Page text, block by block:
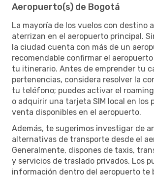
Aeropuerto(s) de Bogotá
La mayoría de los vuelos con destino
aterrizan en el aeropuerto principal.
la ciudad cuenta con más de un
recomendable confirmar el
tu itinerario. Antes de emprender tu
pertenencias, considera resolver la
tu teléfono; puedes activar el
o adquirir una tarjeta SIM local en los
venta disponibles en el aeropuerto.
Además, te sugerimos investigar de
alternativas de transporte desde el
Generalmente, dispones de taxis,
y servicios de traslado privados. Los
información dentro del aeropuerto te